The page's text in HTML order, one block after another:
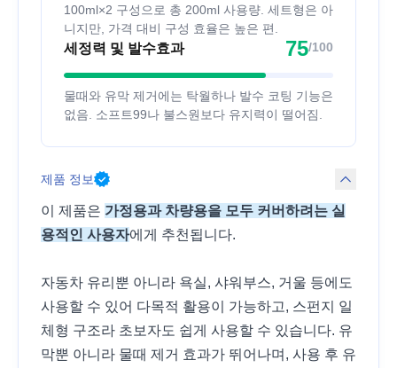
100ml×2 구성으로 총 200ml 사용량. 세트형은 아
니지만, 가격 대비 구성 효율은 높은 편.
세정력 및 발수효과 75/100
물때와 유막 제거에는 탁월하나 발수 코팅 기능은
없음. 소프트99나 불스원보다 유지력이 떨어짐.
제품 정보
이 제품은 가정용과 차량용을 모두 커버하려는 실
용적인 사용자에게 추천됩니다.
자동차 유리뿐 아니라 욕실, 샤워부스, 거울 등에도
사용할 수 있어 다목적 활용이 가능하고, 스펀지 일
체형 구조라 초보자도 쉽게 사용할 수 있습니다. 유
막뿐 아니라 물때 제거 효과가 뛰어나며, 사용 후 유